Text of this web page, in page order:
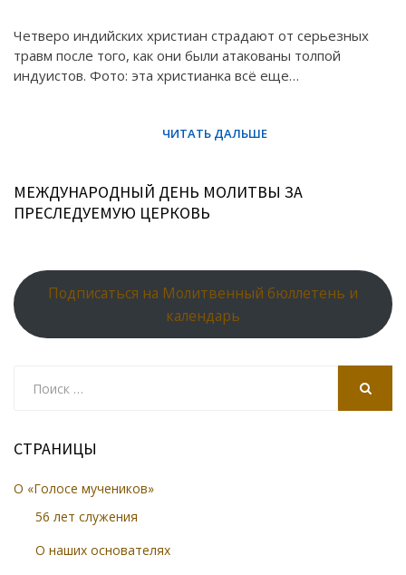
Четверо индийских христиан страдают от серьезных
травм после того, как они были атакованы толпой
индуистов. Фото: эта христианка всё еще…
МЕЖДУНАРОДНЫЙ ДЕНЬ МОЛИТВЫ ЗА
ПРЕСЛЕДУЕМУЮ ЦЕРКОВЬ
Подписаться на Молитвенный бюллетень и
календарь
СТРАНИЦЫ
О «Голосе мучеников»
56 лет служения
О наших основателях